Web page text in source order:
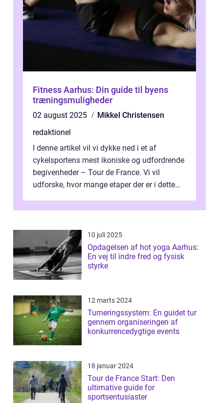
Fitness Aarhus: Din guide til byens
træningsmuligheder
02 august 2025
Mikkel Christensen
redaktionel
I denne artikel vil vi dykke ned i et af
cykelsportens mest ikoniske og udfordrende
begivenheder – Tour de France. Vi vil
udforske, hvor mange etaper der er i dette
10 juli 2025
Opdagelsen af hot yoga Aarhus:
En vej til indre fred og fysisk
styrke
12 marts 2024
Turneringssystem: En guidet tur
gennem organiseringen af
konkurrencedygtige events
18 januar 2024
Tour de France Start: Den
ultimative guide for
sportsentusiaster